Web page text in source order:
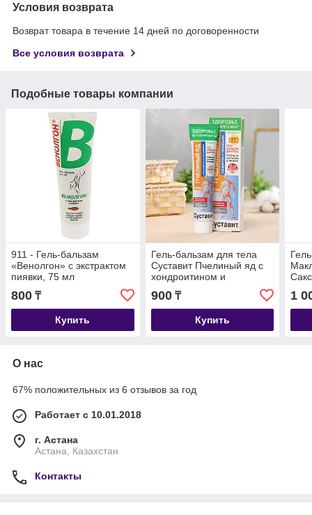
Условия возврата
Возврат товара в течение 14 дней по договоренности
Все условия возврата
Подобные товары компании
911 - Гель-бальзам
«Венолгон» с экстрактом
пиявки, 75 мл
800 ₸
Купить
Гель-бальзам для тела
Суставит Пчелиный яд с
хондроитином и
глюкозамином, 125 мл
900₸
Купить
1
О нас
67% положительных из 6 отзывов за год
Работает с 10.01.2018
г. Астана
Астана, Казахстан
Контакты